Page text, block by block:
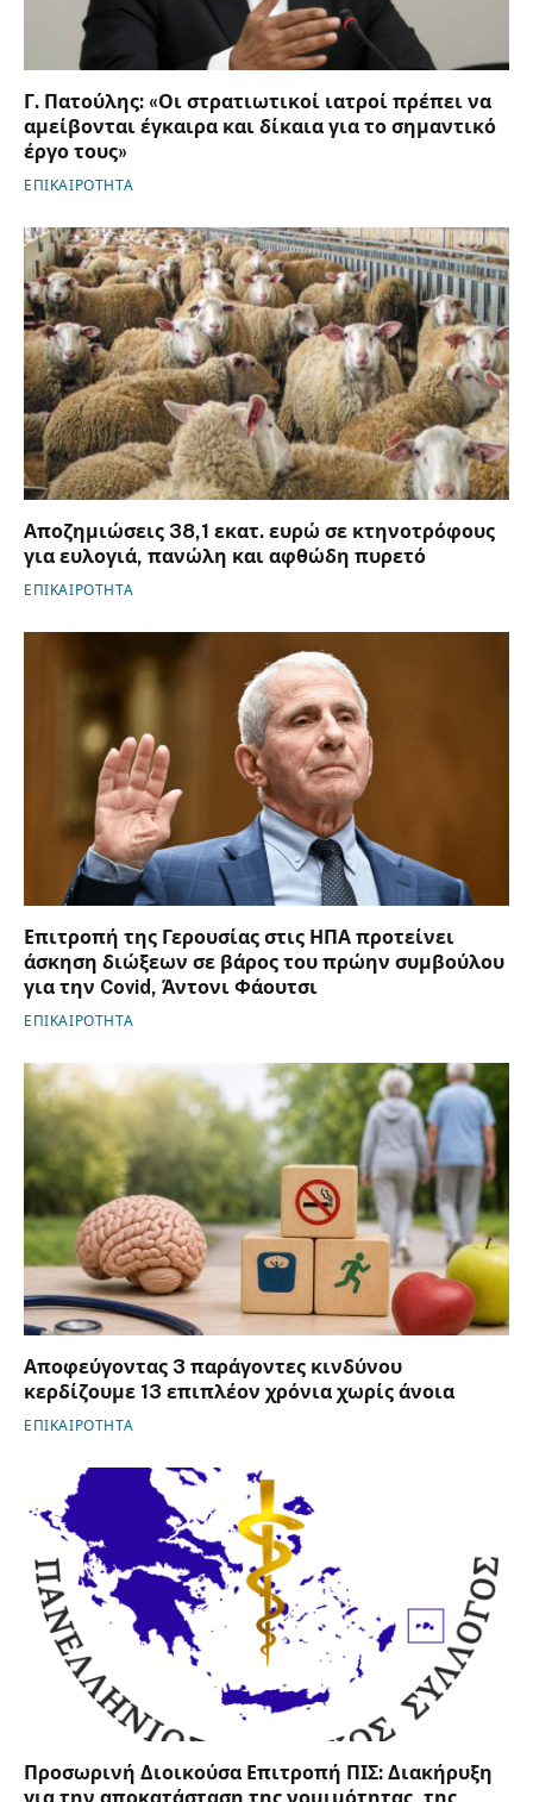
Γ. Πατούλης: «Οι στρατιωτικοί ιατροί πρέπει να
αμείβονται έγκαιρα και δίκαια για το σημαντικό
έργο τους»
ΕΠΙΚΑΙΡΟΤΗΤΑ
Αποζημιώσεις 38,1 εκατ. ευρώ σε κτηνοτρόφους
για ευλογιά, πανώλη και αφθώδη πυρετό
ΕΠΙΚΑΙΡΟΤΗΤΑ
Επιτροπή της Γερουσίας στις ΗΠΑ προτείνει
άσκηση διώξεων σε βάρος του πρώην συμβούλου
για την Covid, Άντονι Φάουτσι
ΕΠΙΚΑΙΡΟΤΗΤΑ
Αποφεύγοντας 3 παράγοντες κινδύνου
κερδίζουμε 13 επιπλέον χρόνια χωρίς άνοια
ΕΠΙΚΑΙΡΟΤΗΤΑ
Προσωρινή Διοικούσα Επιτροπή ΠΙΣ: Διακήρυξη